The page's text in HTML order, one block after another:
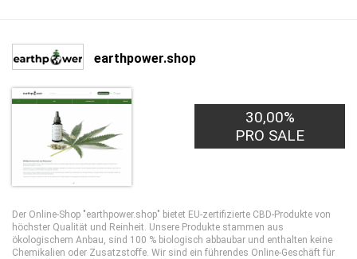
earthpower.shop
30,00%
PRO SALE
Der Online-Shop "earthpower.shop" bietet EU-zertifizierte CBD-Produkte von
höchster Qualität und Reinheit. Unsere Produkte stammen aus
ökologischem Anbau, sind 100 % biologisch abbaubar und enthalten keine
Chemikalien oder Zusatzstoffe. Wir sind ein führendes Online-Geschäft für